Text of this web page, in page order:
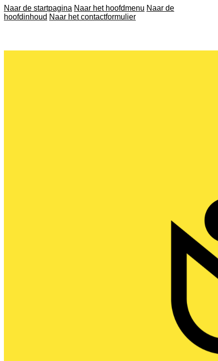
Naar de startpagina Naar het hoofdmenu Naar de
hoofdinhoud Naar het contactformulier